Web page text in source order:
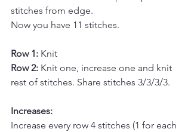
stitches from edge.
Now you have 11 stitches.
Row 1: Knit
Row 2: Knit one, increase one and knit
rest of stitches. Share stitches 3/3/3/3.
Increases:
Increase every row 4 stitches (1 for each